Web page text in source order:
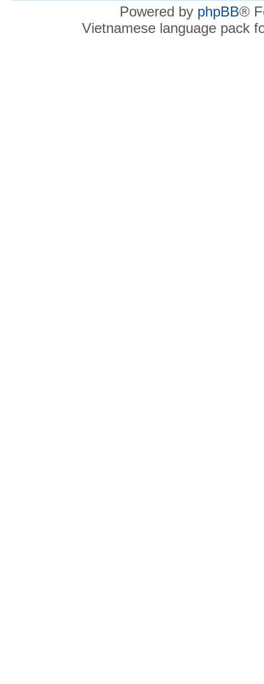
Powered by phpBB®
Vietnamese language pack